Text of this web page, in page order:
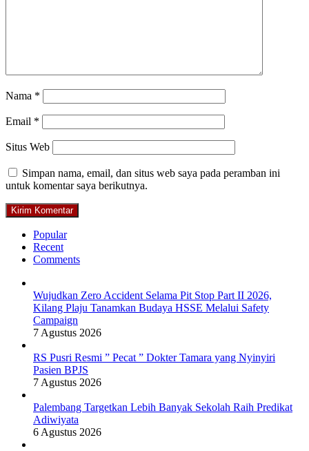
Nama *
Email *
Situs Web
Simpan nama, email, dan situs web saya pada peramban ini
untuk komentar saya berikutnya.
Popular
Recent
Comments
Wujudkan Zero Accident Selama Pit Stop Part II 2026,
Kilang Plaju Tanamkan Budaya HSSE Melalui Safety
Campaign
7 Agustus 2026
RS Pusri Resmi ” Pecat ” Dokter Tamara yang Nyinyiri
Pasien BPJS
7 Agustus 2026
Palembang Targetkan Lebih Banyak Sekolah Raih Predikat
Adiwiyata
6 Agustus 2026